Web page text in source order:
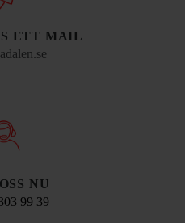
ETT MAIL
NU
99 39